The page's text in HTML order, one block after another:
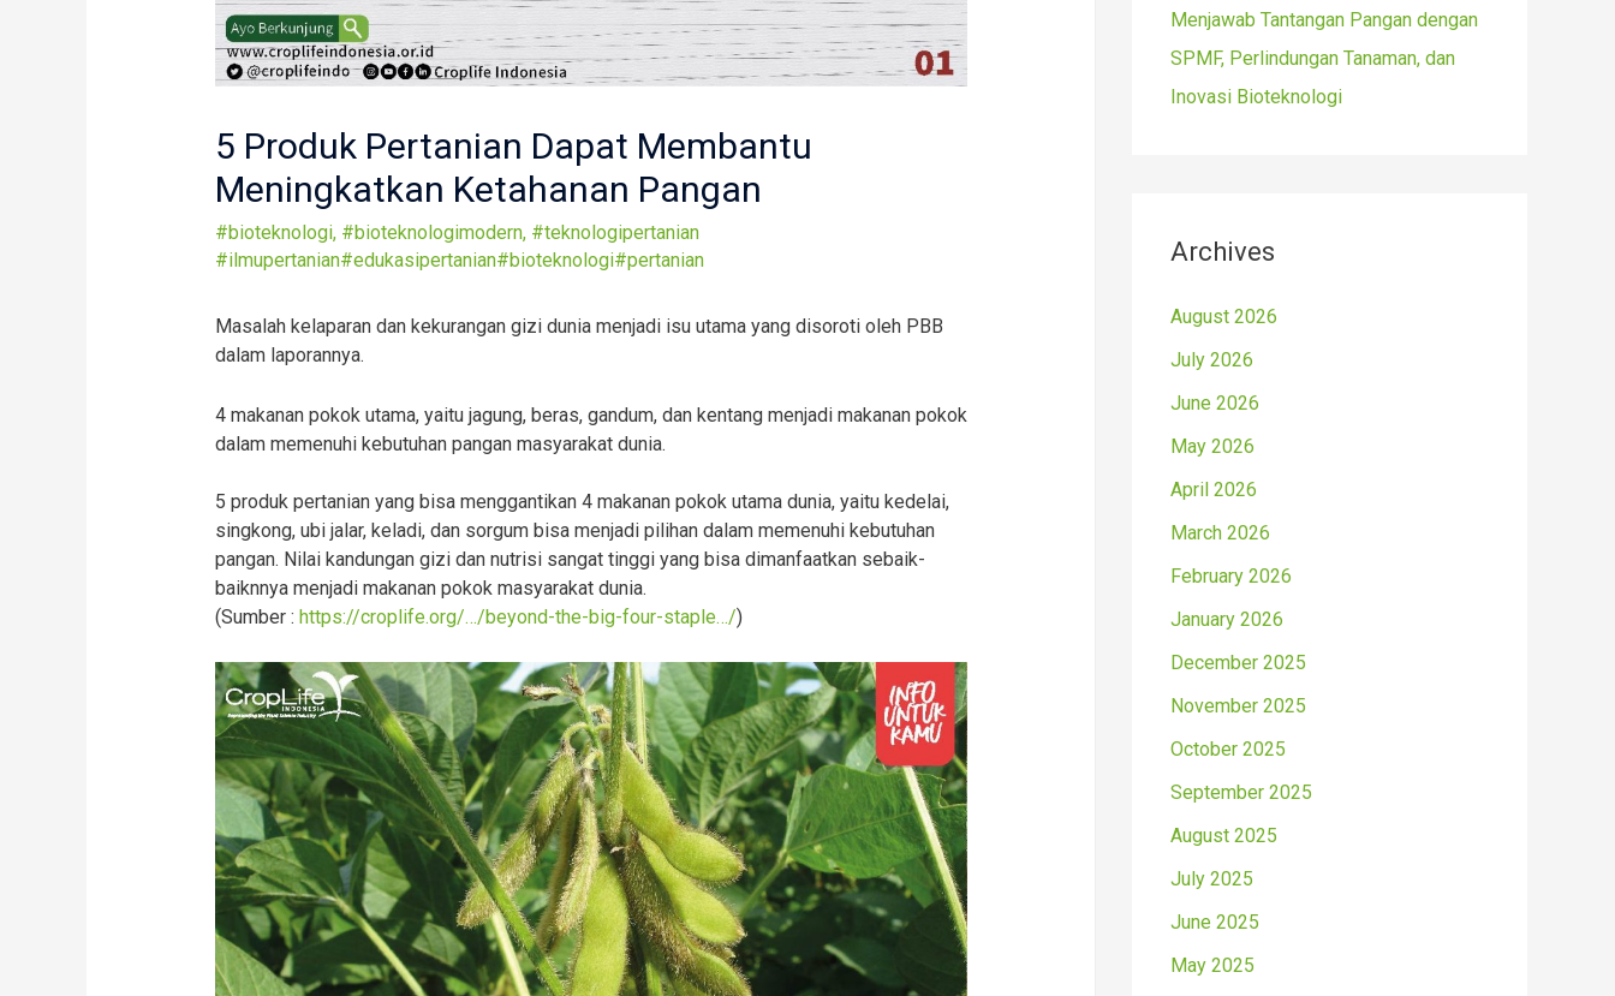
5 Produk Pertanian Dapat Membantu
Meningkatkan Ketahanan Pangan
#bioteknologi, #bioteknologimodern, #teknologipertanian
#ilmupertanian#edukasipertanian#bioteknologi#pertanian
Masalah kelaparan dan kekurangan gizi dunia menjadi isu utama yang disoroti oleh PBB
dalam laporannya.
4 makanan pokok utama, yaitu jagung, beras, gandum, dan kentang menjadi makanan pokok
dalam memenuhi kebutuhan pangan masyarakat dunia.
5 produk pertanian yang bisa menggantikan 4 makanan pokok utama dunia, yaitu kedelai,
singkong, ubi jalar, keladi, dan sorgum bisa menjadi pilihan dalam memenuhi kebutuhan
pangan. Nilai kandungan gizi dan nutrisi sangat tinggi yang bisa dimanfaatkan sebaik-
baiknnya menjadi makanan pokok masyarakat dunia.
(Sumber : https://croplife.org/…/beyond-the-big-four-staple…/)
Menjawab Tantangan Pangan dengan
SPMF, Perlindungan Tanaman, dan
Inovasi Bioteknologi
Archives
August 2026
July 2026
June 2026
May 2026
April 2026
March 2026
February 2026
January 2026
December 2025
November 2025
October 2025
September 2025
August 2025
July 2025
June 2025
May 2025